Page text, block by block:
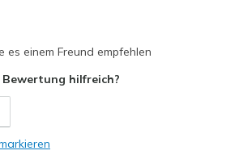
Feels too narrow
Feels half size too small
es einem Freund empfehlen
Bewertung hilfreich?